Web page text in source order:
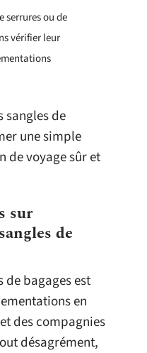
serrures ou de
vérifier leur
sangles de
une simple
de voyage sûr et
sur
de
de bagages est
en
des compagnies
désagrément,